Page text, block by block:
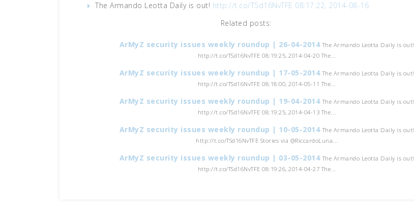
The Armando Leotta Daily is out! http://t.co/TSd16NvTFE 08:17:22, 2014-08-16
Related posts:
ArMyZ security issues weekly roundup | 26-04-2014The Armando Leotta Daily is out!
http://t.co/TSd16NvTFE 08:19:25, 2014-04-20 The...
ArMyZ security issues weekly roundup | 17-05-2014The Armando Leotta Daily is out!
http://t.co/TSd16NvTFE 08:18:00, 2014-05-11 The...
ArMyZ security issues weekly roundup | 19-04-2014The Armando Leotta Daily is out!
http://t.co/TSd16NvTFE 08:19:25, 2014-04-13 The...
ArMyZ security issues weekly roundup | 10-05-2014The Armando Leotta Daily is out!
http://t.co/TSd16NvTFE Stories via @RiccardoLuna...
ArMyZ security issues weekly roundup | 03-05-2014The Armando Leotta Daily is out!
http://t.co/TSd16NvTFE 08:19:26, 2014-04-27 The...